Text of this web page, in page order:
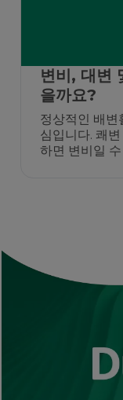
변비, 대변
을까요?
정상적인 배변
심입니다. 쾌
하면 변비일